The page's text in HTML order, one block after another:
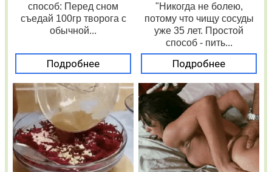
способ: Перед сном
съедай 100гр творога с
обычной...
Подробнее
"Никогда не болею,
потому что чищу сосуды
уже 35 лет. Простой
способ - пить...
Подробнее